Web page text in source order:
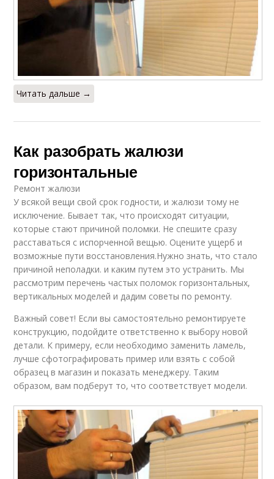
Читать дальше →
Как разобрать жалюзи
горизонтальные
Ремонт жалюзи
У всякой вещи свой срок годности, и жалюзи тому не
исключение. Бывает так, что происходят ситуации,
которые стают причиной поломки. Не спешите сразу
расставаться с испорченной вещью. Оцените ущерб и
возможные пути восстановления.Нужно знать, что стало
причиной неполадки. и каким путем это устранить. Мы
рассмотрим перечень частых поломок горизонтальных,
вертикальных моделей и дадим советы по ремонту.
Важный совет! Если вы самостоятельно ремонтируете
конструкцию, подойдите ответственно к выбору новой
детали. К примеру, если необходимо заменить ламель,
лучше сфотографировать пример или взять с собой
образец в магазин и показать менеджеру. Таким
образом, вам подберут то, что соответствует модели.